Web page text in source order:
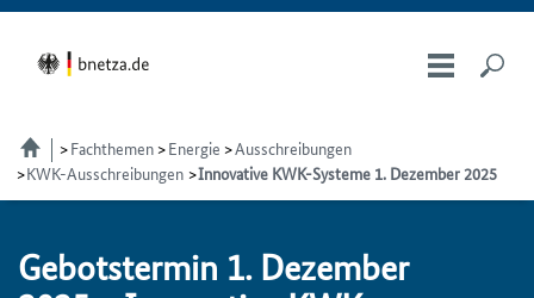
Fachthemen Energie
Ausschreibungen
KWK-Ausschreibungen Innovative KWK-Systeme 1. Dezember 2025
Ge­bots­ter­min 1. De­zem­ber